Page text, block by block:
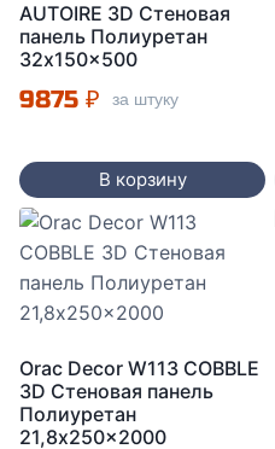
AUTOIRE 3D Стеновая
панель Полиуретан
32x150x500
9875 ₽ за штуку
В корзину
Orac Decor W113 COBBLE
3D Стеновая панель
Полиуретан
21,8x250x2000